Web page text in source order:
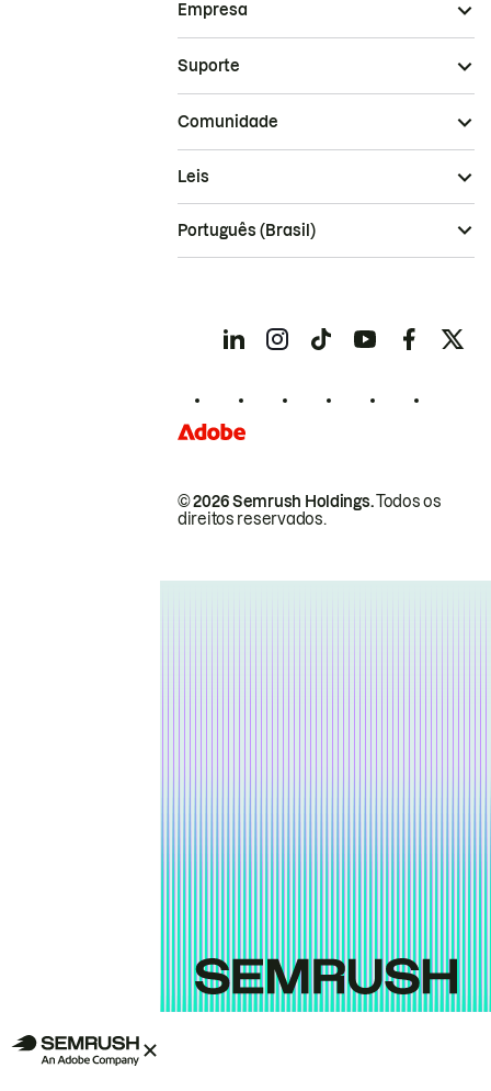
Empresa
Suporte
Comunidade
© 2026 Semrush Holdings.Todos os
direitos reservados.
Leis
Português (Brasil)